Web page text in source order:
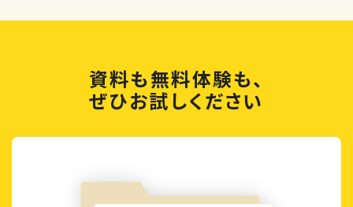
資料も無料体験も、
ぜひお試しください